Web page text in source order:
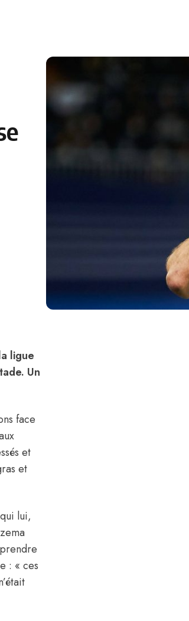
ligue
Un
face
et
et
lui,
: « ces